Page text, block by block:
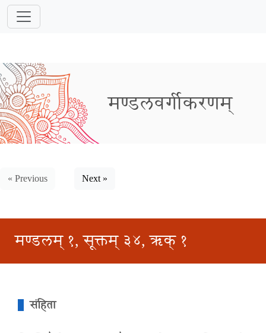
मण्डलवर्गीकरणम्
« Previous Next »
मण्डलम् १, सूक्तम् ३४, ऋक् १
संहिता